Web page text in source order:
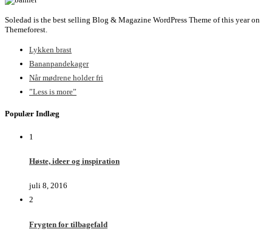
Soledad is the best selling Blog & Magazine WordPress Theme of this year on
Themeforest.
Lykken brast
Bananpandekager
Når mødrene holder fri
”Less is more”
Populær Indlæg
1
Høste, ideer og inspiration
juli 8, 2016
2
Frygten for tilbagefald